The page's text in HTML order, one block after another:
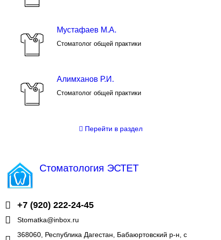
Мустафаев М.А.
Стоматолог общей практики
Алимханов Р.И.
Стоматолог общей практики
Перейти в раздел
Стоматология ЭСТЕТ
+7 (920) 222-24-45
Stomatka@inbox.ru
368060, Республика Дагестан, Бабаюртовский р-н, с